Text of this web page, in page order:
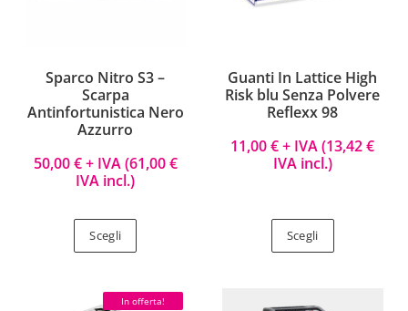
Sparco Nitro S3 –
Scarpa
Antinfortunistica Nero
Azzurro
50,00€+ IVA (61,00€
IVA incl.)
Scegli
Guanti In Lattice High
Risk blu Senza Polvere
Reflexx 98
11,00€+ IVA (13,42€
IVA incl.)
Scegli
In offerta!